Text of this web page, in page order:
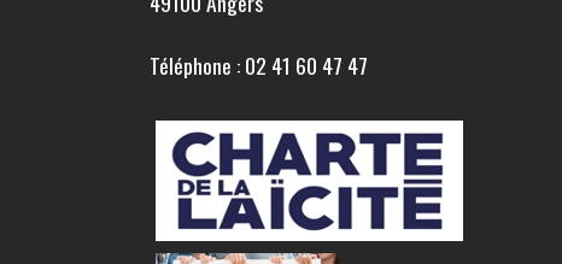
Téléphone : 02 41 60 47 47